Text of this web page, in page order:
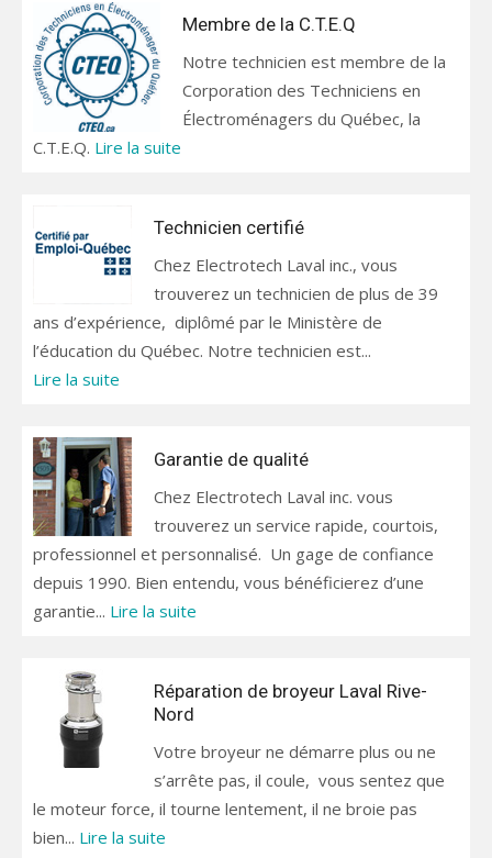
Membre de la C.T.E.Q
Notre technicien est membre de la
Corporation des Techniciens en
Électroménagers du Québec, la
C.T.E.Q. Lire la suite
Technicien certifié
Chez Electrotech Laval inc., vous
trouverez un technicien de plus de 39
ans d’expérience, diplômé par le Ministère de
l’éducation du Québec. Notre technicien est...
Lire la suite
Garantie de qualité
Chez Electrotech Laval inc. vous
trouverez un service rapide, courtois,
professionnel et personnalisé. Un gage de confiance
depuis 1990. Bien entendu, vous bénéficierez d’une
garantie... Lire la suite
Réparation de broyeur Laval Rive-
Nord
Votre broyeur ne démarre plus ou ne
s’arrête pas, il coule, vous sentez que
le moteur force, il tourne lentement, il ne broie pas
bien... Lire la suite